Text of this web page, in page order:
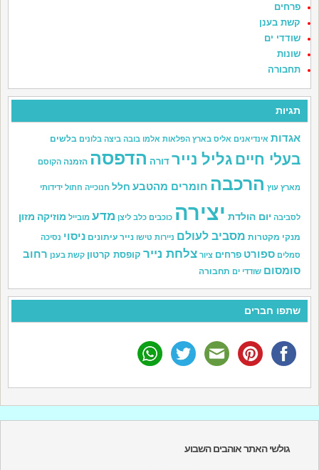
פרחים
קשת בענן
שודדי ים
שונות
תחבורה
תגיות
אגדות אינדיאנים אליס בארץ הפלאות אלמו בובה ביצה בלונים בלשים
בעלי חיים גליל נייר דורה הדפסה הזמנה הקוסם
מארץ עוץ הרכבה חומרים מהטבע חלל חנוכייה חתול ידידותי
לסביבה יום הולדת יצירה כוכבים כלב ליצן מדע מובייל מוזיקה מזון
מנקי מקטרות מסביב לעולם ניירות טישו נייר עיתונים ניסוי נסיכה
סמלים ספורט פרחים ציור צלחת נייר קופסת קרטון קשת בענן רחוב
סומסום שודדי ים תחבורה
שתפו חברים
גולשי האתר אוהבים השבוע